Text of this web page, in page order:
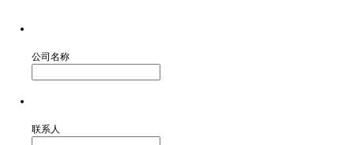
公司名称
联系人